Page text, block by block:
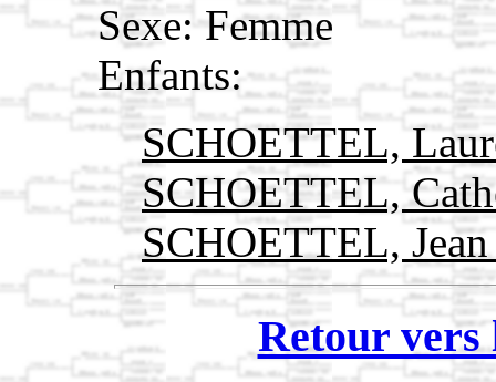
Sexe: Femme
Enfants:
SCHOETTEL,
SCHOETTEL,
SCHOETTEL,
Retour vers